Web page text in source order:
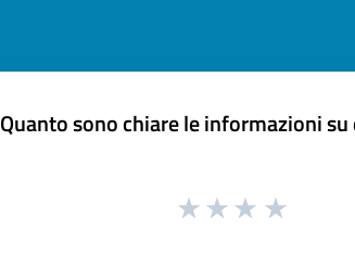
Quanto sono chiare le informazioni